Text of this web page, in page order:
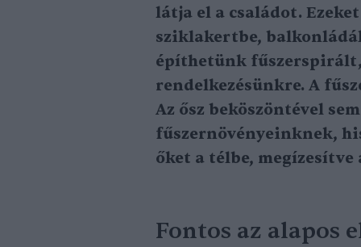
látja el a családot.
sziklakertbe,
építhetünk
rendelkezésünkre. A
Az ősz beköszöntével
fűszernövényeinknek,
őket a télbe,
Fontos az alapos